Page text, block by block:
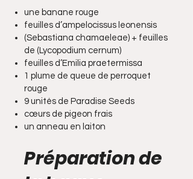
une banane rouge
feuilles d’ampelocissus leonensis
(Sebastiana chamaeleae) + feuilles
de (Lycopodium cernum)
feuilles d’Emilia praetermissa
1 plume de queue de perroquet
rouge
9 unités de Paradise Seeds
cœurs de pigeon frais
un anneau en laiton
Préparation de